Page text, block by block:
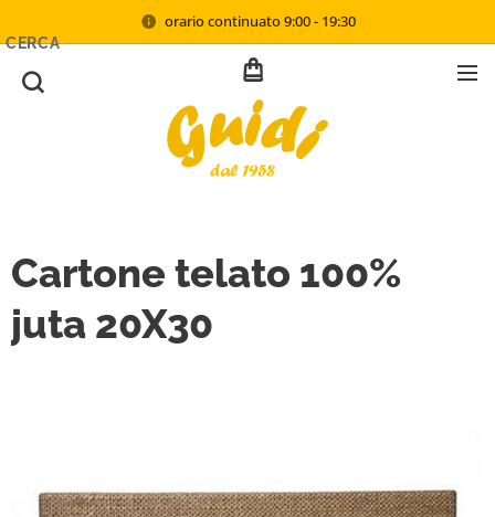
orario continuato 9:00 - 19:30
CERCA
Cartone telato 100%
juta 20X30